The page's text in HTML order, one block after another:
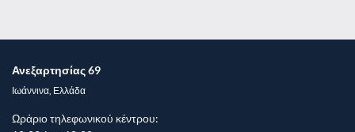
Ανεξαρτησίας 69
Ιωάννινα, Ελλάδα
Ωράριο τηλεφωνικού κέντρου: